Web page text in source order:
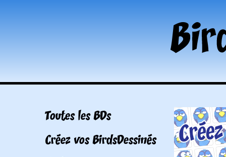
Toutes les BDs
Créez vos BirdsDessinés